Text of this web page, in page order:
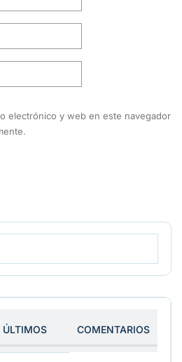
electrónico y web en este navegador
ÚLTIMOS COMENTARIOS